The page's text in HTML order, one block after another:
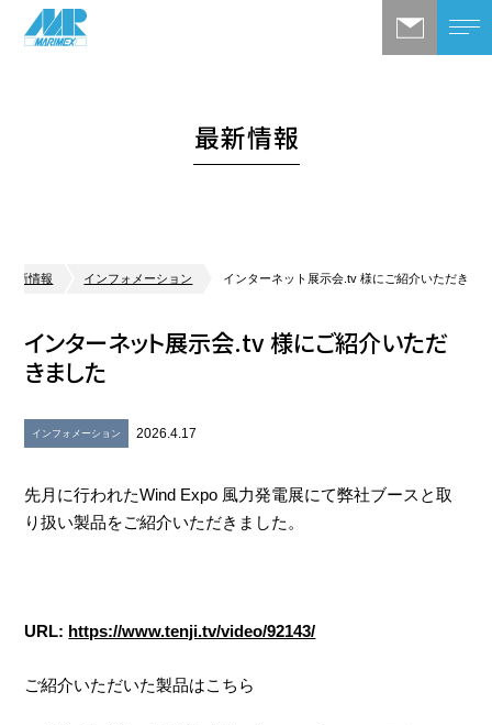
最新情報
最新情報 インフォメーション インターネット展示会.tv 様にご紹介いただきま
インターネット展示会.tv 様にご紹介いただ
きました
インフォメーション 2026.4.17
先月に行われたWind Expo 風力発電展にて弊社ブースと取
り扱い製品をご紹介いただきました。
URL: https://www.tenji.tv/video/92143/
ご紹介いただいた製品はこちら